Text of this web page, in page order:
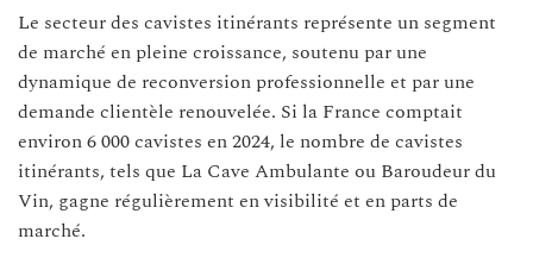
Le secteur des cavistes itinérants représente un segment
de marché en pleine croissance, soutenu par une
dynamique de reconversion professionnelle et par une
demande clientèle renouvelée. Si la France comptait
environ 6 000 cavistes en 2024, le nombre de cavistes
itinérants, tels que La Cave Ambulante ou Baroudeur du
Vin, gagne régulièrement en visibilité et en parts de
marché.